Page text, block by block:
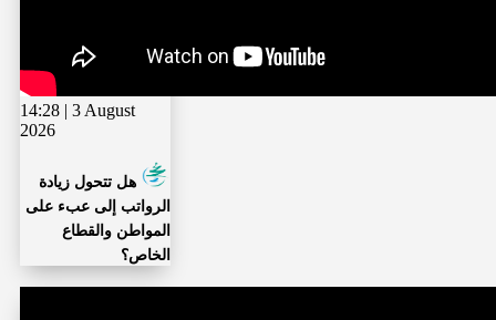
14:28 | 3 August
2026
هل تتحول زيادة
الرواتب إلى عبء على
المواطن والقطاع
الخاص؟